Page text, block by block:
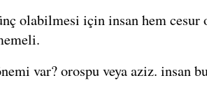
olabilmesi için insan hem cesur
var? orospu veya aziz. insan